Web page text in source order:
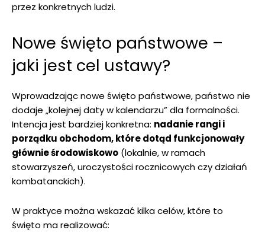
przez konkretnych ludzi.
Nowe święto państwowe –
jaki jest cel ustawy?
Wprowadzając nowe święto państwowe, państwo nie
dodaje „kolejnej daty w kalendarzu” dla formalności.
Intencja jest bardziej konkretna: nadanie rangi i
porządku obchodom, które dotąd funkcjonowały
głównie środowiskowo (lokalnie, w ramach
stowarzyszeń, uroczystości rocznicowych czy działań
kombatanckich).
W praktyce można wskazać kilka celów, które to
święto ma realizować: